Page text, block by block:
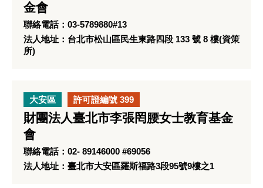
金會
聯絡電話：03-5789880#13
法人地址：台北市松山區民生東路四段 133 號 8 樓(資策
所)
大安區 許可證編號 399
財團法人臺北市李張罔腰女士教育基金
會
聯絡電話：02- 89146000 #69056
法人地址：臺北市大安區羅斯福路3段95號9樓之1